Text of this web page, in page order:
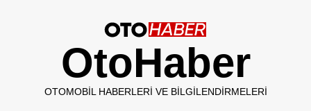
OtoHaber
OTOMOBIL HABERLERI VE BILGILENDIRMELERI